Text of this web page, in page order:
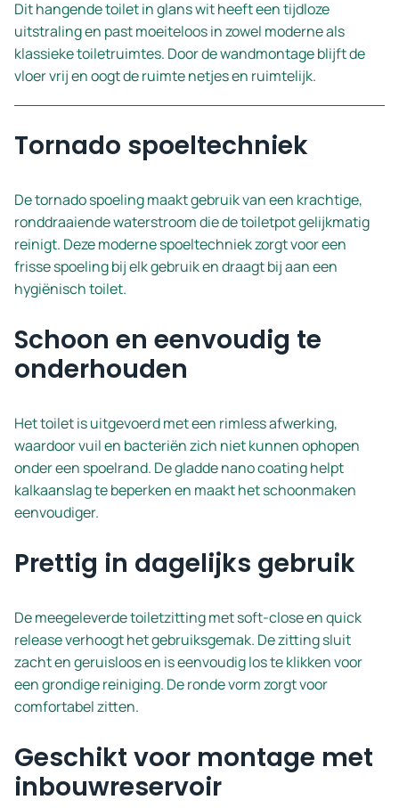
Dit hangende toilet in glans wit heeft een tijdloze
uitstraling en past moeiteloos in zowel moderne als
klassieke toiletruimtes. Door de wandmontage blijft de
vloer vrij en oogt de ruimte netjes en ruimtelijk.
Tornado spoeltechniek
De tornado spoeling maakt gebruik van een krachtige,
ronddraaiende waterstroom die de toiletpot gelijkmatig
reinigt. Deze moderne spoeltechniek zorgt voor een
frisse spoeling bij elk gebruik en draagt bij aan een
hygiënisch toilet.
Schoon en eenvoudig te
onderhouden
Het toilet is uitgevoerd met een rimless afwerking,
waardoor vuil en bacteriën zich niet kunnen ophopen
onder een spoelrand. De gladde nano coating helpt
kalkaanslag te beperken en maakt het schoonmaken
eenvoudiger.
Prettig in dagelijks gebruik
De meegeleverde toiletzitting met soft-close en quick
release verhoogt het gebruiksgemak. De zitting sluit
zacht en geruisloos en is eenvoudig los te klikken voor
een grondige reiniging. De ronde vorm zorgt voor
comfortabel zitten.
Geschikt voor montage met
inbouwreservoir